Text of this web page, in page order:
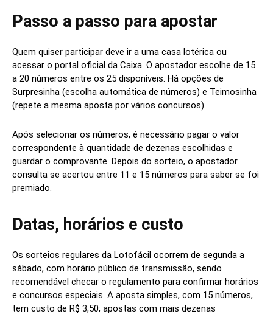
Passo a passo para apostar
Quem quiser participar deve ir a uma casa lotérica ou
acessar o portal oficial da Caixa. O apostador escolhe de 15
a 20 números entre os 25 disponíveis. Há opções de
Surpresinha (escolha automática de números) e Teimosinha
(repete a mesma aposta por vários concursos).
Após selecionar os números, é necessário pagar o valor
correspondente à quantidade de dezenas escolhidas e
guardar o comprovante. Depois do sorteio, o apostador
consulta se acertou entre 11 e 15 números para saber se foi
premiado.
Datas, horários e custo
Os sorteios regulares da Lotofácil ocorrem de segunda a
sábado, com horário público de transmissão, sendo
recomendável checar o regulamento para confirmar horários
e concursos especiais. A aposta simples, com 15 números,
tem custo de R$ 3,50; apostas com mais dezenas